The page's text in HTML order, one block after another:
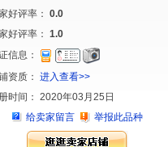
好评率： 0.0
好评率： 1.0
信息：
资质： 进入查看>>
时间： 2020年03月25日
给卖家留言
举报此品种